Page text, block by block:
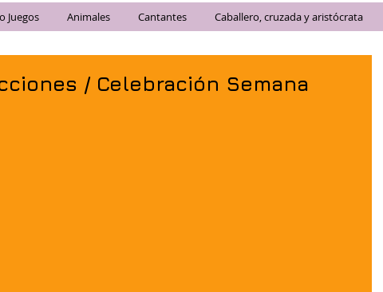
Juegos Animales Cantantes Caballero, cruzada y aristócrata
/ Celebración Semana